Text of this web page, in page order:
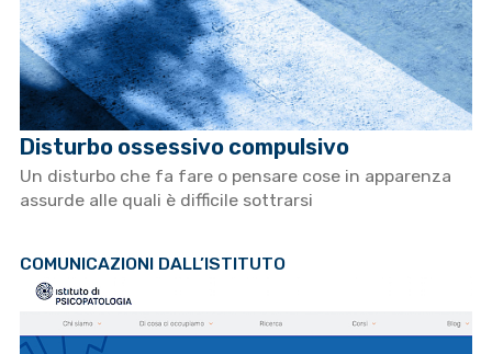
Disturbo ossessivo compulsivo
Un disturbo che fa fare o pensare cose in apparenza
assurde alle quali è difficile sottrarsi
COMUNICAZIONI DALL’ISTITUTO